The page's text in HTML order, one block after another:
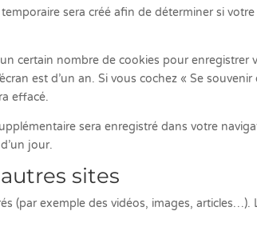
sera créé afin de déterminer si
certain nombre de cookies pour
est d’un an. Si vous cochez « Se
effacé.
sera enregistré dans votre
jour.
sites
(par exemple des vidéos, images,